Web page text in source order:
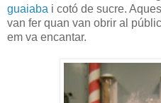
guaiaba i cotó de sucre.
van fer quan van obrir al
em va encantar.